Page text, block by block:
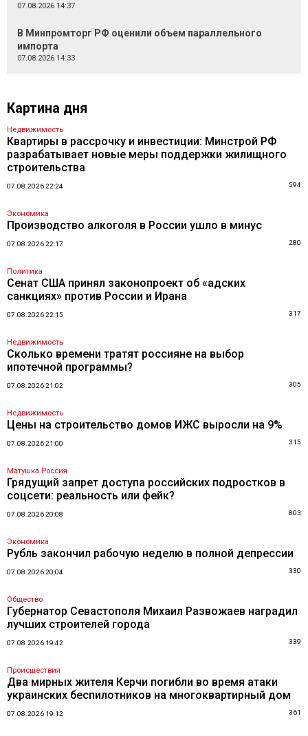
07.08.2026 14:37
В Минпромторг РФ оценили объем параллельного
импорта
07.08.2026 14:33
Картина дня
Недвижимость
Квартиры в рассрочку и инвестиции: Минстрой РФ
разрабатывает новые меры поддержки жилищного
строительства
07.08.2026 22:24 594
Экономика
Производство алкоголя в России ушло в минус
07.08.2026 22:17 280
Политика
Сенат США принял законопроект об «адских
санкциях» против России и Ирана
07.08.2026 22:15 317
Недвижимость
Сколько времени тратят россияне на выбор
ипотечной программы?
07.08.2026 21:02 305
Недвижимость
Цены на строительство домов ИЖС выросли на 9%
07.08.2026 21:00 315
Матушка Россия
Грядущий запрет доступа российских подростков в
соцсети: реальность или фейк?
07.08.2026 20:08 803
Экономика
Рубль закончил рабочую неделю в полной депрессии
07.08.2026 20:04 330
Общество
Губернатор Севастополя Михаил Развожаев наградил
лучших строителей города
07.08.2026 19:42 339
Происшествия
Два мирных жителя Керчи погибли во время атаки
украинских беспилотников на многоквартирный дом
07.08.2026 19:12 361